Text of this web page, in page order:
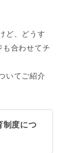
ど、どうす
合わせてチ
いてご紹介
制度につ